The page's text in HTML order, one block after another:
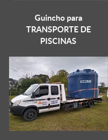
Guincho para
TRANSPORTE DE
PISCINAS